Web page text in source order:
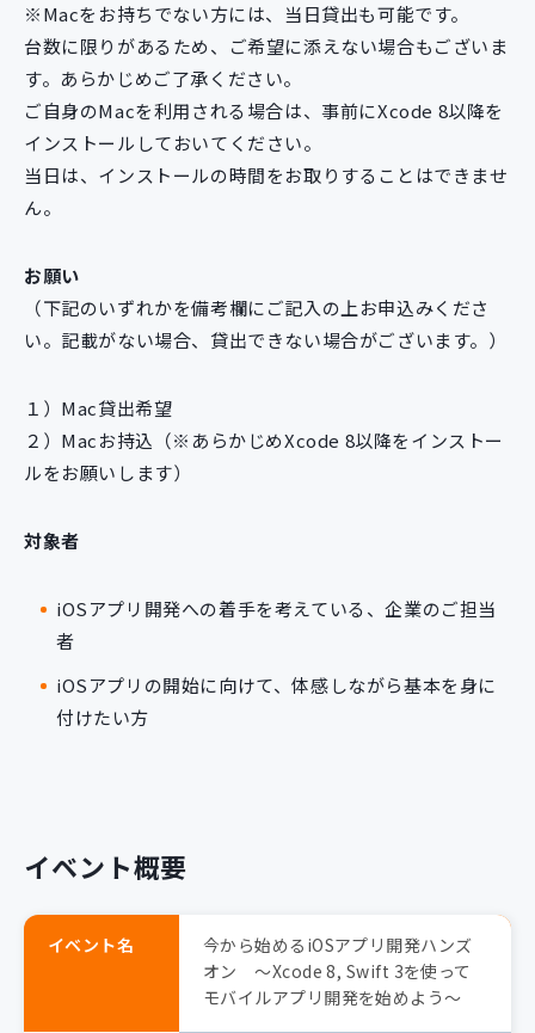
※Macをお持ちでない方には、当日貸出も可能です。
台数に限りがあるため、ご希望に添えない場合もございま
す。あらかじめご了承ください。
ご自身のMacを利用される場合は、事前にXcode 8以降を
インストールしておいてください。
当日は、インストールの時間をお取りすることはできませ
ん。
お願い
（下記のいずれかを備考欄にご記入の上お申込みくださ
い。記載がない場合、貸出できない場合がございます。）
１）Mac貸出希望
２）Macお持込（※あらかじめXcode 8以降をインストー
ルをお願いします）
対象者
iOSアプリ開発への着手を考えている、企業のご担当
者
iOSアプリの開始に向けて、体感しながら基本を身に
付けたい方
イベント概要
イベント名
今から始めるiOSアプリ開発ハンズ
オン ～Xcode 8, Swift 3を使って
モバイルアプリ開発を始めよう～